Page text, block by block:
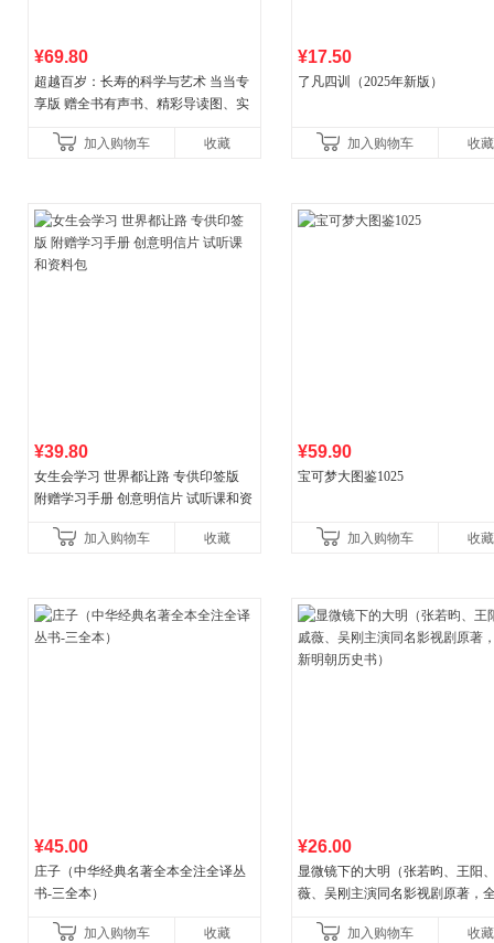
¥69.80
超越百岁：长寿的科学与艺术 当当专
享版 赠全书有声书、精彩导读图、实
权益
加入购物车 收藏
¥17.50
了凡四训（2025年新版）
加入购物车 收藏
¥39.80
女生会学习 世界都让路 专供印签版
附赠学习手册 创意明信片 试听课和资
加入购物车
收藏
¥59.90
宝可梦大图鉴1025
加入购物车 收藏
¥45.00
庄子（中华经典名著全本全注全译丛
书-三全本）
加入购物车 收藏
¥26.00
显微镜下的大明（张若昀、王阳
薇、吴刚主演同名影视剧原著，
加入购物车
收藏